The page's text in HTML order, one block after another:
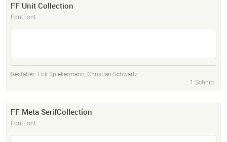
FF Unit Collection
FontFont
Gestalter: Erik Spiekermann,Christian Schwartz
1 Schnitt
FF Meta SerifCollection
FontFont